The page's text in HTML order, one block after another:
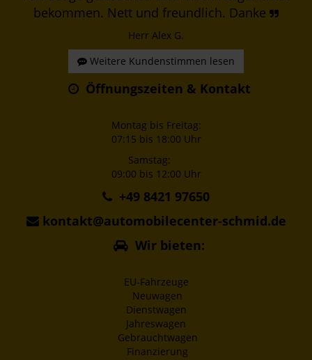
bekommen. Nett und freundlich. Danke
Herr Alex G.
Weitere Kundenstimmen lesen
Öffnungszeiten & Kontakt
Montag bis Freitag:
07:15 bis 18:00 Uhr
Samstag:
09:00 bis 12:00 Uhr
+49 8421 97650
kontakt@automobilecenter-schmid.de
Wir bieten:
EU-Fahrzeuge
Neuwagen
Dienstwagen
Jahreswagen
Gebrauchtwagen
Finanzierung